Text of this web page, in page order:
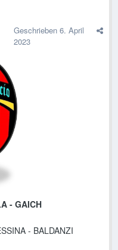
Geschrieben 6. April
2023
- GAICH
- BALDANZI